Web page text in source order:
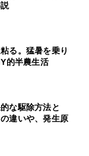
る。猛暑を乗り
的半農生活
な駆除方法と
違いや、発生原